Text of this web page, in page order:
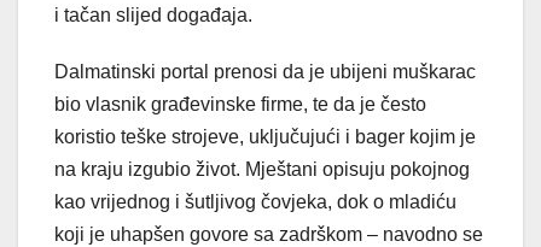
i tačan slijed događaja.
Dalmatinski portal prenosi da je ubijeni muškarac
bio vlasnik građevinske firme, te da je često
koristio teške strojeve, uključujući i bager kojim je
na kraju izgubio život. Mještani opisuju pokojnog
kao vrijednog i šutljivog čovjeka, dok o mladiću
koji je uhapšen govore sa zadrškom – navodno se